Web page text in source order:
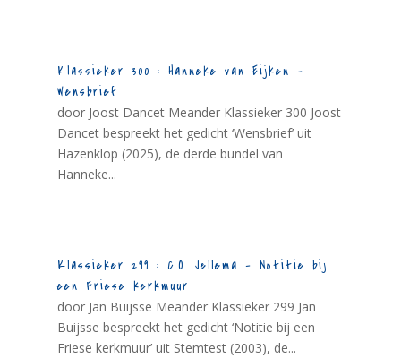
Klassieker 300 : Hanneke van Eijken –
Wensbrief
door Joost Dancet Meander Klassieker 300 Joost
Dancet bespreekt het gedicht ‘Wensbrief’ uit
Hazenklop (2025), de derde bundel van
Hanneke...
Klassieker 299 : C.O. Jellema – Notitie bij
een Friese kerkmuur
door Jan Buijsse Meander Klassieker 299 Jan
Buijsse bespreekt het gedicht ‘Notitie bij een
Friese kerkmuur’ uit Stemtest (2003), de...